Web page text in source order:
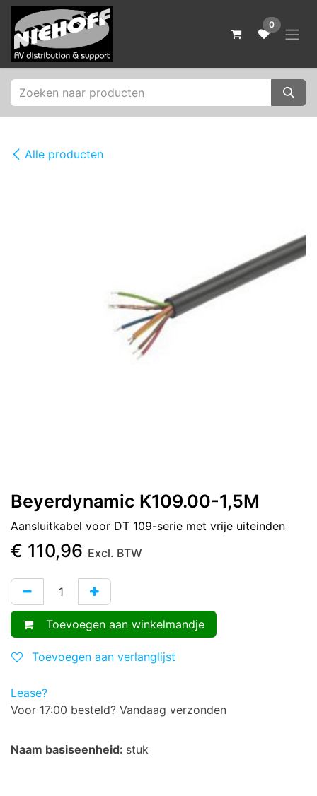
Overslaan naar inhoud
0
Alle producten
Beyerdynamic K109.00-1,5M
Aansluitkabel voor DT 109-serie met vrije uiteinden
€ 110,96 Excl. BTW
Toevoegen aan winkelmandje
Toevoegen aan verlanglijst
Lease?
Voor 17:00 besteld? Vandaag verzonden
Naam basiseenheid: stuk